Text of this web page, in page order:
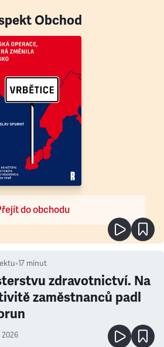
Obchod
do obchodu
•17 minut
zdravotnictví. Na
zaměstnanců padl
2026